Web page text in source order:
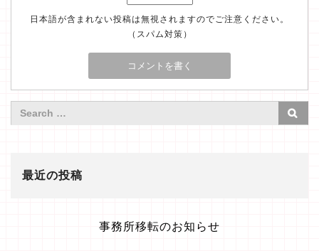
日本語が含まれない投稿は無視されますのでご注意ください。
（スパム対策）
最近の投稿
事務所移転のお知らせ